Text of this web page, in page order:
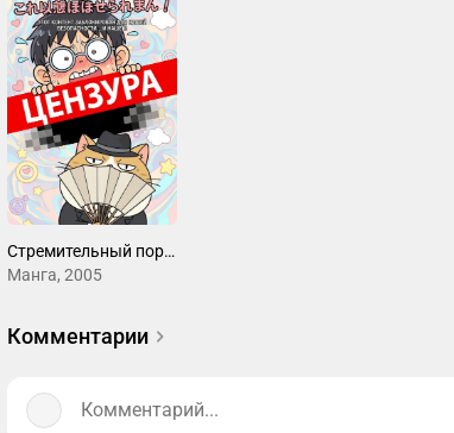
Стремительный порыв
Манга, 2005
Комментарии
Комментарий...